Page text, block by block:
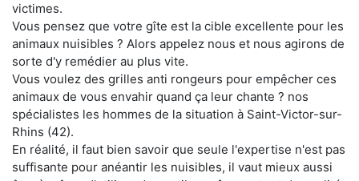
victimes.
Vous pensez que votre gîte est la cible excellente pour les
animaux nuisibles ? Alors appelez nous et nous agirons de
sorte d'y remédier au plus vite.
Vous voulez des grilles anti rongeurs pour empêcher ces
animaux de vous envahir quand ça leur chante ? nos
spécialistes les hommes de la situation à Saint-Victor-sur-
Rhins (42).
En réalité, il faut bien savoir que seule l'expertise n'est pas
suffisante pour anéantir les nuisibles, il vaut mieux aussi